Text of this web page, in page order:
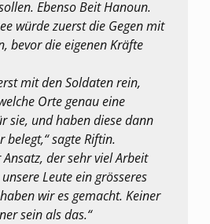
Ebenso Beit Hanoun.
würde zuerst die Gegen mit
bevor die eigenen Kräfte
mit den Soldaten rein,
Orte genau eine
sie, und haben diese dann
belegt,“ sagte Riftin.
der sehr viel Arbeit
Leute ein grösseres
wir es gemacht. Keiner
sein als das.“